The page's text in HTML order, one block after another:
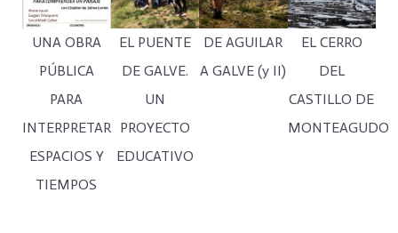
UNA OBRA
PÚBLICA
PARA
INTERPRETAR
ESPACIOS Y
TIEMPOS
EL PUENTE
DE GALVE.
UN
PROYECTO
EDUCATIVO
DE AGUILAR
A GALVE (y II)
EL CERRO
DEL
CASTILLO DE
MONTEAGUDO